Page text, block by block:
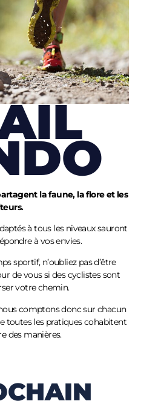
la faune, la flore et les
à tous les niveaux sauront
à vos envies.
sportif, n’oubliez pas d’être
de vous si des cyclistes sont
votre chemin.
comptons donc sur chacun
toutes les pratiques cohabitent
des manières.